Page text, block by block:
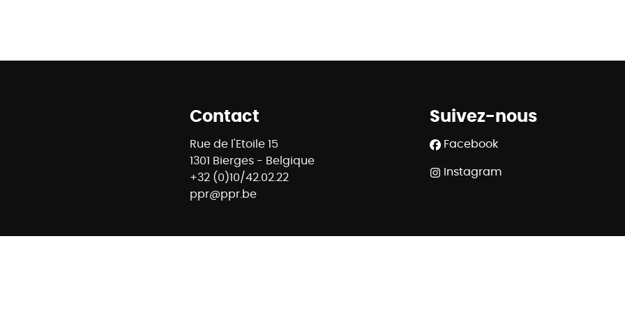
Contact
Rue de l'Etoile 15
1301 Bierges - Belgique
+32 (0)10/42.02.22
ppr@ppr.be
Suivez-nous
Facebook
Instagram